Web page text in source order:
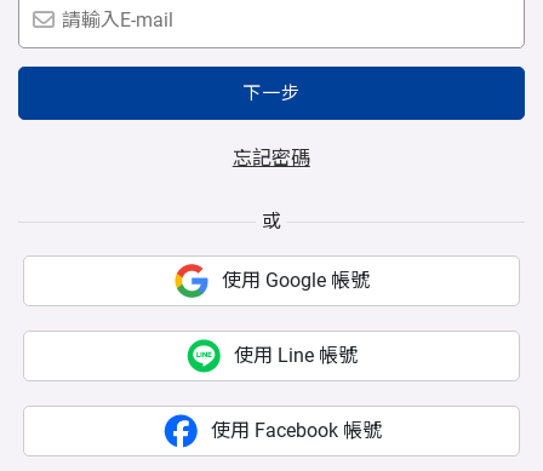
下一步
忘記密碼
或
使用 Google 帳號
使用 Line 帳號
使用 Facebook 帳號